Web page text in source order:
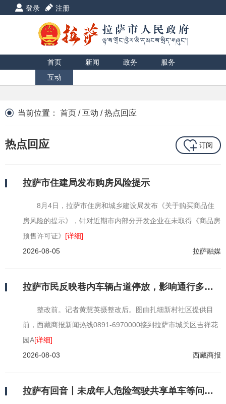
登录 注册
首页 新闻 政务
服务
互动
当前位置： 首页 /互动 /热点回应
热点回应 订阅
拉萨市住建局发布购房风险提示
8月4日，拉萨市住房和城乡建设局发布《关于购买商品住
房风险的提示》，针对近期市内部分开发企业在未取得《商品房
预售许可证》 [详细]
2026-08-05
拉萨融媒
拉萨市民反映巷内车辆占道停放，影响通行多方联手，“堵心巷”变身“顺心路”
整改前。记者黄慧英摄整改后。图由扎细新村社区提供目
前，西藏商报新闻热线0891-6970000接到拉萨市城关区吉祥花
园A[详细]
2026-08-03
西藏商报
拉萨有回音丨未成年人危险驾驶共享单车等问题的处置结果来了